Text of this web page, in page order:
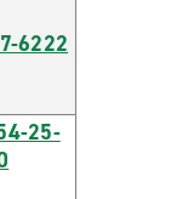
6222
25-